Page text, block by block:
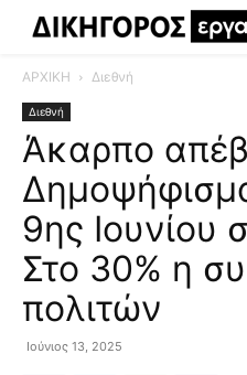
ΑΡΧΙΚΗ Διεθνή
Διεθνή
Άκαρπο
9ης Ιουνίου
Στο 30% η
πολιτών
Ιούνιος 13, 2025